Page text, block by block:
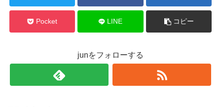
Pocket LINE コピー
junをフォローする